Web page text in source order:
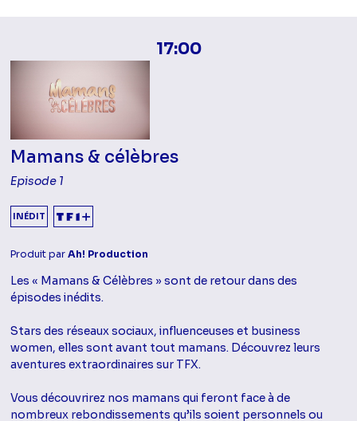
17:00
Mamans & célèbres
Episode 1
INÉDIT
Produit parAh! Production
Les « Mamans & Célèbres » sont de retour dans des
épisodes inédits.
Stars des réseaux sociaux, influenceuses et business
women, elles sont avant tout mamans. Découvrez leurs
aventures extraordinaires sur TFX.
Vous découvrirez nos mamans qui feront face à de
nombreux rebondissements qu’ils soient personnels ou